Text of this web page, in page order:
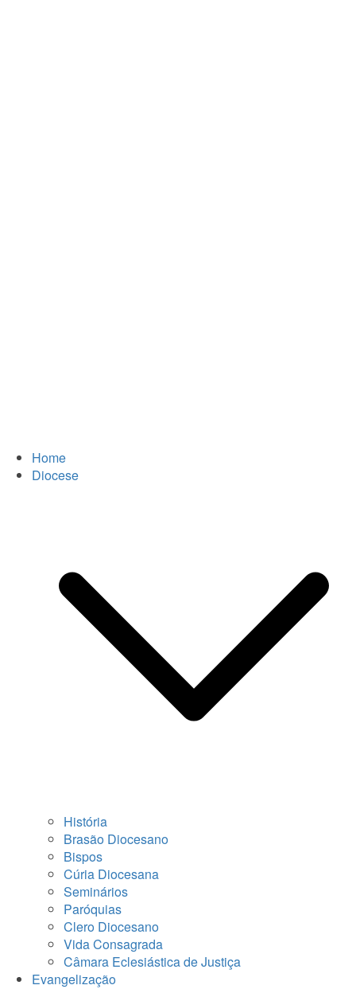
Home
Diocese
História
Brasão Diocesano
Bispos
Cúria Diocesana
Seminários
Paróquias
Clero Diocesano
Vida Consagrada
Câmara Eclesiástica de Justiça
Evangelização